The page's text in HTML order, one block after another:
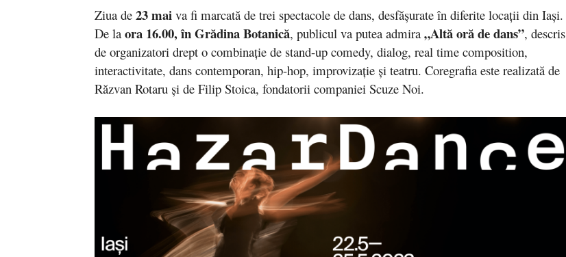
Ziua de 23 mai va fi marcată de trei spectacole de dans, desfășurate în diferite locații din Iași.
De la ora 16.00, în Grădina Botanică, publicul va putea admira „Altă oră de dans”, descris
de organizatori drept o combinație de stand-up comedy, dialog, real time composition,
interactivitate, dans contemporan, hip-hop, improvizație și teatru. Coregrafia este realizată de
Răzvan Rotaru și de Filip Stoica, fondatorii companiei Scuze Noi.